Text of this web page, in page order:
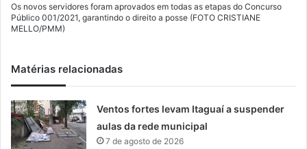
Os novos servidores foram aprovados em todas as etapas do Concurso
Público 001/2021, garantindo o direito a posse (FOTO CRISTIANE
MELLO/PMM)
Matérias relacionadas
Ventos fortes levam Itaguaí a suspender
aulas da rede municipal
7 de agosto de 2026